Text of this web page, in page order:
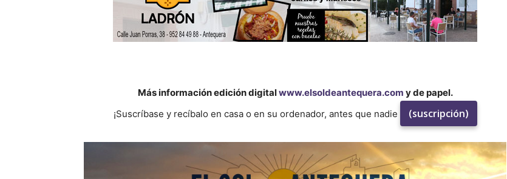
Más información edición digitalwww.elsoldeantequera.com y de papel.
¡Suscríbase y recíbalo en casa o en su ordenador, antes que nadie
(suscripción)